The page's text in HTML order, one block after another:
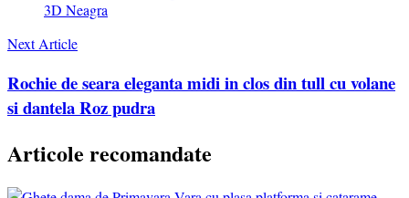
Next Article
Rochie de seara eleganta midi in clos din tull cu volane
si dantela Roz pudra
Articole recomandate